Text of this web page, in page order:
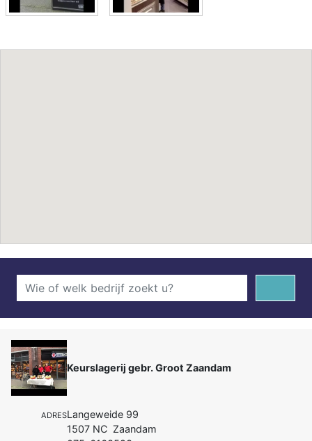
Keurslagerij gebr. Groot Zaandam
ADRESLangeweide 99
1507 NC Zaandam